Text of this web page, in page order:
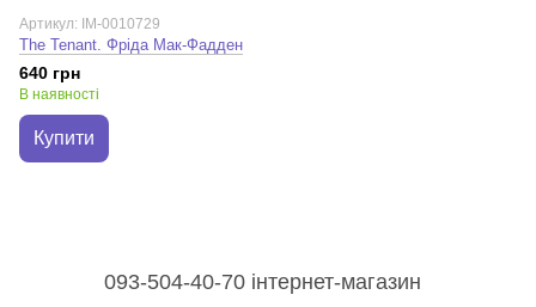
Артикул: IM-0010729
The Tenant. Фріда Мак-Фадден
640 грн
В наявності
Купити
093-504-40-70 інтернет-магазин